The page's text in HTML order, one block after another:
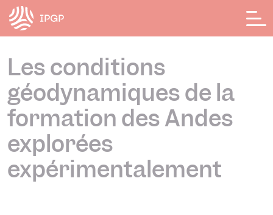
Les conditions
géodynamiques de la
formation des Andes
explorées
expérimentalement
Panneau de gestion des cookies